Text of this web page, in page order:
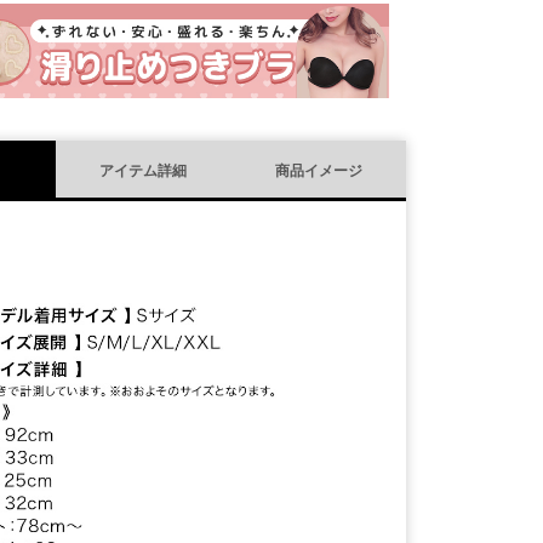
須
)
アイテム詳細 商品イメージ